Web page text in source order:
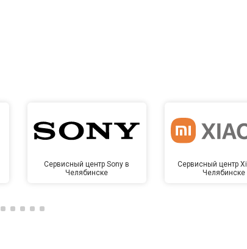
Сервисный центр Sony в
Челябинске
Сервисный центр
Челябинске